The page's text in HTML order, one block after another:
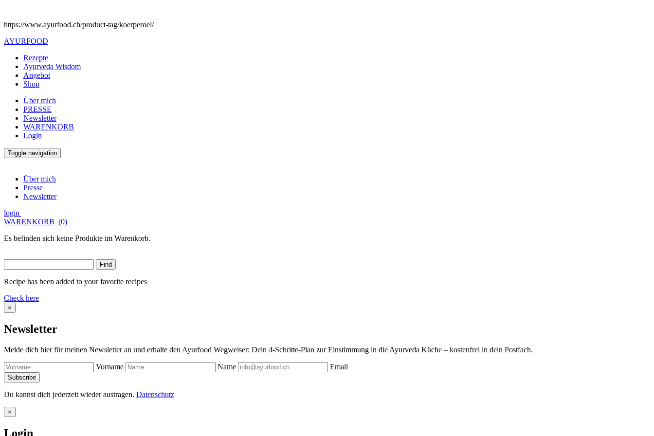
https://www.ayurfood.ch/product-tag/koerperoel/
AYURFOOD
Rezepte
Ayurveda Wisdom
Angebot
Shop
Über mich
PRESSE
Newsletter
WARENKORB
Login
Toggle navigation
Über mich
Presse
Newsletter
login
WARENKORB (0)
Es befinden sich keine Produkte im Warenkorb.
Recipe has been added to your favorite recipes
Check here
×
Newsletter
Melde dich hier für meinen Newsletter an und erhalte den Ayurfood Wegweiser: Dein 4-Schritte-Plan zur Einstimmung in die Ayurveda Küche – kostenfrei in dein Postfach.
Vorname Name Email
Du kannst dich jederzeit wieder austragen. Datenschutz
×
Login